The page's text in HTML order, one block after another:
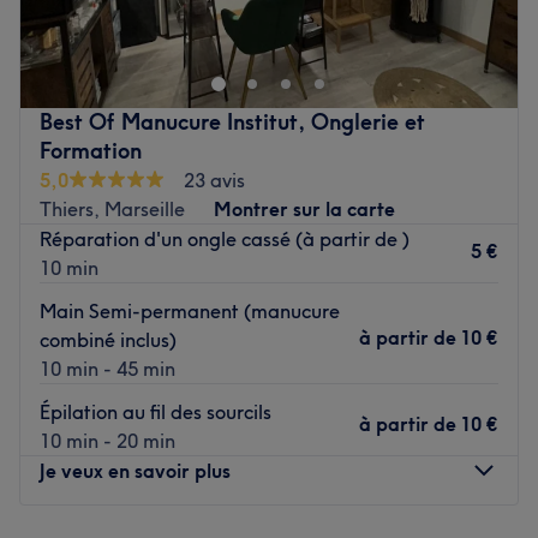
arrondissement de Marseille. Oubliez vos soucis du
quotidien et prenez le temps de reposer votre corps et
votre esprit grâce à des prestations sur mesure adaptées
à vos besoins.
Transport public le plus proche
À 3 minutes à pied de l'arrêt du tramay Jean Martin et à
deux minutes à pied du métro la Timone.
L’équipe
Florence est ravie de vous accueillir dans ce salon.
Nos coups de cœur
moderne où l’on se sent détendu.
Les spécialités de l’établissement : les soins du corps et
du visage.
Best Of Manucure Institut, Onglerie et
Formation
5,0
23 avis
Thiers, Marseille
Montrer sur la carte
Réparation d'un ongle cassé (à partir de )
10 min
5 €
Main Semi-permanent (manucure
combiné inclus)
10 min - 45 min
à partir de 10 €
Épilation au fil des sourcils
10 min - 20 min
à partir de 10 €
Je veux en savoir plus